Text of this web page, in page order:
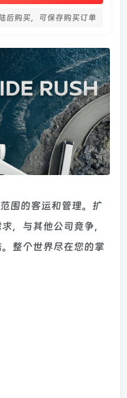
后购买，可保存购买订单
围的客运和管理。扩
，与其他公司竞争，
整个世界尽在您的掌